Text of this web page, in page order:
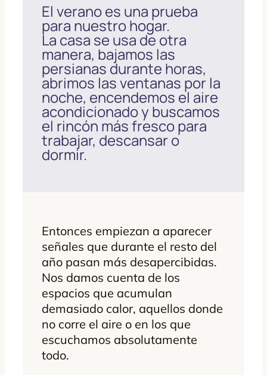
El verano es una prueba
para nuestro hogar.
La casa se usa de otra
manera, bajamos las
persianas durante horas,
abrimos las ventanas por la
noche, encendemos el aire
acondicionado y buscamos
el rincón más fresco para
trabajar, descansar o
dormir.
Entonces empiezan a aparecer
señales que durante el resto del
año pasan más desapercibidas.
Nos damos cuenta de los
espacios que acumulan
demasiado calor, aquellos donde
no corre el aire o en los que
escuchamos absolutamente
todo.